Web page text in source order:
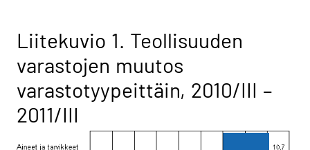
Liitekuvio 1. Teollisuuden
varastojen muutos
varastotyypeittäin, 2010/III –
2011/III